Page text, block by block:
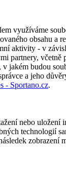
využíváme
obsahu
aktivity - v
včetně
jakém budou
a jeho
- Sportano.cz.
nebo
technologií
zobrazení